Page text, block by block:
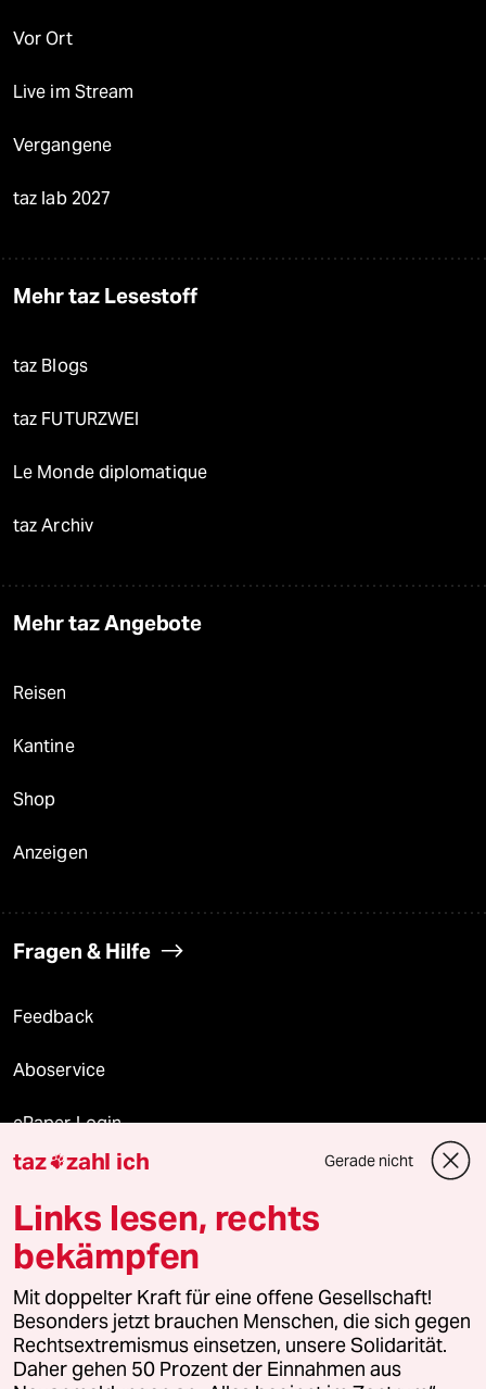
Vor Ort
Live im Stream
Vergangene
taz lab 2027
Mehr taz Lesestoff
taz Blogs
taz FUTURZWEI
Le Monde diplomatique
taz Archiv
Mehr taz Angebote
Reisen
Kantine
Shop
Anzeigen
Fragen & Hilfe
Feedback
Aboservice
ePaper Login
Downloads für Abonnierende
© 2026 taz Verlags und Vertriebs GmbH
Alle Rechte vorbehalten. Bei rechtlichen Fragen oder für Genehmigungen
wenden Sie sich bitte an
lizenzen@taz.de
Feedback Redaktionsstatut Kommune-Richtlinien
taz zahl ich Gerade nicht
Links lesen, rechts
bekämpfen
Mit doppelter Kraft für eine offene Gesellschaft!
Besonders jetzt brauchen Menschen, die sich gegen
Rechtsextremismus einsetzen, unsere Solidarität.
Daher gehen 50 Prozent der Einnahmen aus